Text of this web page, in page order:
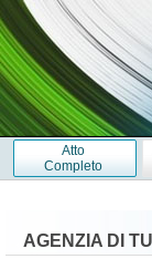
Atto
Completo
AGENZIA DI